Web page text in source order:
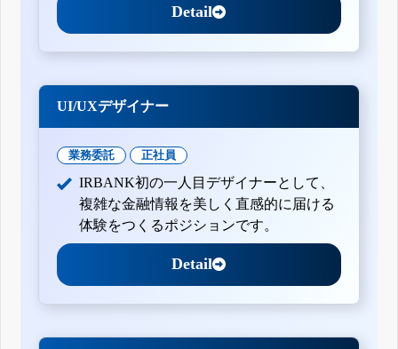
Detail
UI/UXデザイナー
業務委託 正社員
IRBANK初の一人目デザイナーとして、
複雑な金融情報を美しく直感的に届ける
体験をつくるポジションです。
Detail